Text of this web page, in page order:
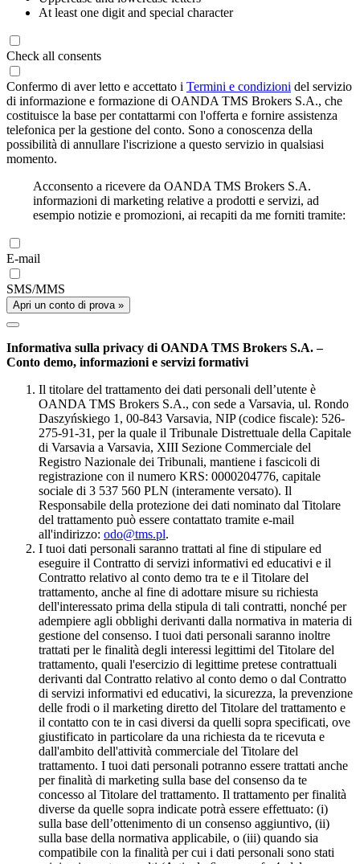
At least one digit and special character
Check all consents
Confermo di aver letto e accettato i Termini e condizioni del servizio
di informazione e formazione di OANDA TMS Brokers S.A., che
costituisce la base per contattarmi con l'offerta e fornire assistenza
telefonica per la gestione del conto. Sono a conoscenza della
possibilità di annullare l'iscrizione a questo servizio in qualsiasi
momento.
Acconsento a ricevere da OANDA TMS Brokers S.A.
informazioni di marketing relative a prodotti e servizi, ad
esempio notizie e promozioni, ai recapiti da me forniti tramite:
E-mail
SMS/MMS
Apri un conto di prova »
Informativa sulla privacy di OANDA TMS Brokers S.A. –
Conto demo, informazioni e servizi formativi
Il titolare del trattamento dei dati personali dell’utente è
OANDA TMS Brokers S.A., con sede a Varsavia, ul. Rondo
Daszyńskiego 1, 00-843 Varsavia, NIP (codice fiscale): 526-
275-91-31, per la quale il Tribunale Distrettuale della Capitale
di Varsavia a Varsavia, XIII Sezione Commerciale del
Registro Nazionale dei Tribunali, mantiene i fascicoli di
registrazione con il numero KRS: 0000204776, capitale
sociale di 3 537 560 PLN (interamente versato). Il
Responsabile della protezione dei dati nominato dal Titolare
del trattamento può essere contattato tramite e-mail
all'indirizzo: odo@tms.pl.
I tuoi dati personali saranno trattati al fine di stipulare ed
eseguire il Contratto di servizi informativi ed educativi e il
Contratto relativo al conto demo tra te e il Titolare del
trattamento, anche al fine di adottare misure su richiesta
dell'interessato prima della stipula di tali contratti, nonché per
adempiere agli obblighi derivanti dalla normativa in materia di
gestione del consenso. I tuoi dati personali saranno inoltre
trattati per le finalità degli interessi legittimi del Titolare del
trattamento, quali l'esercizio di legittime pretese contrattuali
derivanti dal Contratto relativo al conto demo o dal Contratto
di servizi informativi ed educativi, la sicurezza, la prevenzione
delle frodi o il marketing diretto del Titolare del trattamento e
il contatto con te in casi diversi da quelli sopra specificati, ove
giustificato in particolare da una richiesta da te ricevuta e
dall'ambito dell'attività commerciale del Titolare del
trattamento. I tuoi dati personali potranno essere trattati anche
per finalità di marketing sulla base del consenso da te
concesso al Titolare del trattamento. Il trattamento per finalità
diverse da quelle sopra indicate potrà essere effettuato: (i)
sulla base dell’ottenimento di un consenso aggiuntivo, (ii)
sulla base della normativa applicabile, o (iii) quando sia
compatibile con la finalità per cui i dati personali sono stati